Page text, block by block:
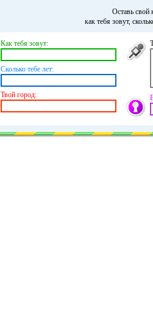
Оставь свой
как тебя зовут,
Как тебя зовут:
Сколько тебе лет:
Твой город: